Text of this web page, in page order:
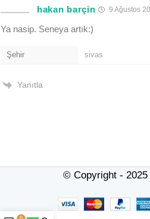
hakan barçin 9 Ağustos
Ya nasip. Seneya artık:)
Şehir sivas
Yanıtla
© Copyright - 2025